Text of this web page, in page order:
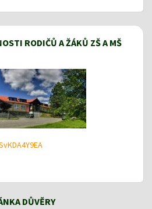
RODIČŮ A ŽÁKŮ ZŠ A MŠ
DŮVĚRY